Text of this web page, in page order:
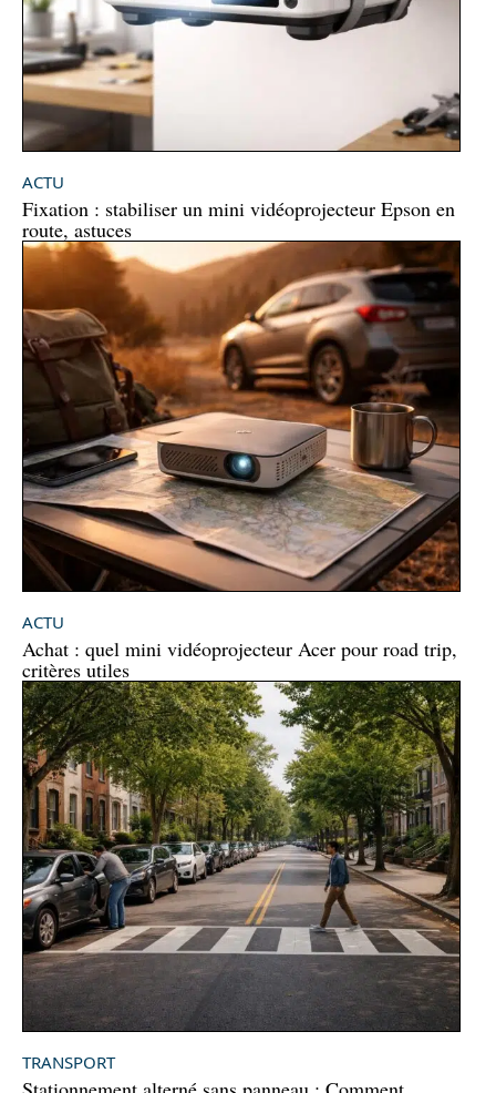
ACTU
Fixation : stabiliser un mini vidéoprojecteur Epson en
route, astuces
ACTU
Achat : quel mini vidéoprojecteur Acer pour road trip,
critères utiles
TRANSPORT